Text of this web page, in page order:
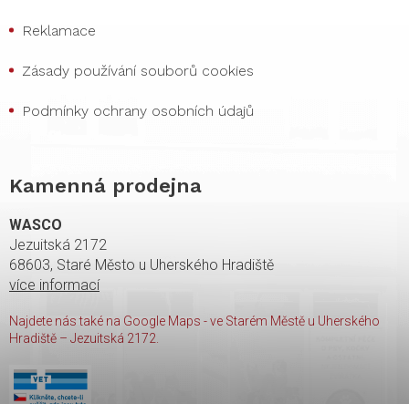
Reklamace
Zásady používání souborů cookies
Podmínky ochrany osobních údajů
Kamenná prodejna
WASCO
Jezuitská 2172
68603, Staré Město u Uherského Hradiště
více informací
Najdete nás také na Google Maps - ve Starém Městě u Uherského
Hradiště – Jezuitská 2172.